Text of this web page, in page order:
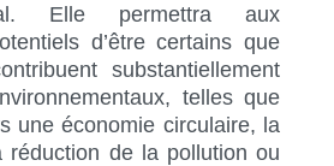
Elle permettra aux
d’être certains que
substantiellement
telles que
une économie circulaire, la
réduction de la pollution ou